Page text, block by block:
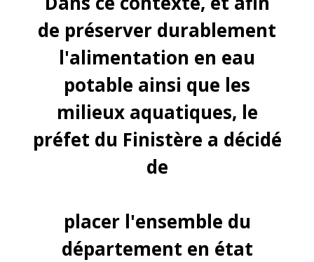
de préserver durablement
l'alimentation en eau
potable ainsi que les
milieux aquatiques, le
préfet du Finistère a décidé
de
placer l'ensemble du
département en état